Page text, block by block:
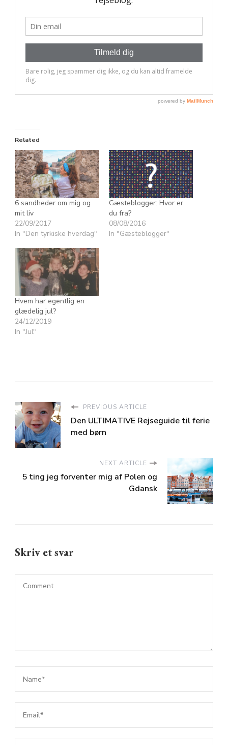
Related
6 sandheder om mig og
mit liv
22/09/2017
In "Den tyrkiske hverdag"
Gæsteblogger: Hvor er
du fra?
08/08/2016
In "Gæsteblogger"
Hvem har egentlig en
glædelig jul?
24/12/2019
In "Jul"
PREVIOUS ARTICLE
Den ULTIMATIVE Rejseguide til ferie
med børn
NEXT ARTICLE
5 ting jeg forventer mig af Polen og
Gdansk
Skriv et svar